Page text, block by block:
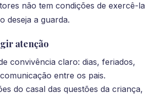
não tem condições de exercê-la
deseja a guarda.
atenção
convivência claro: dias, feriados,
entre os pais.
do casal das questões da criança,